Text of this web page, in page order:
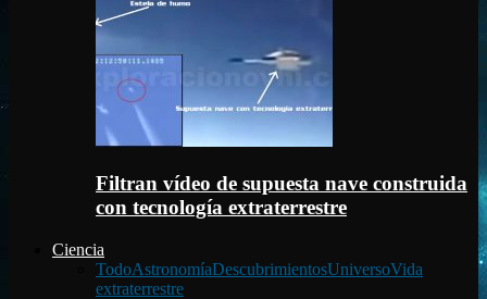
Filtran vídeo de supuesta nave construida
con tecnología extraterrestre
Ciencia
TodoAstronomíaDescubrimientosUniversoVida
extraterrestre